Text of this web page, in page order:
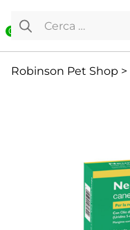
0
Ricerca per:
Robinson Pet Shop >